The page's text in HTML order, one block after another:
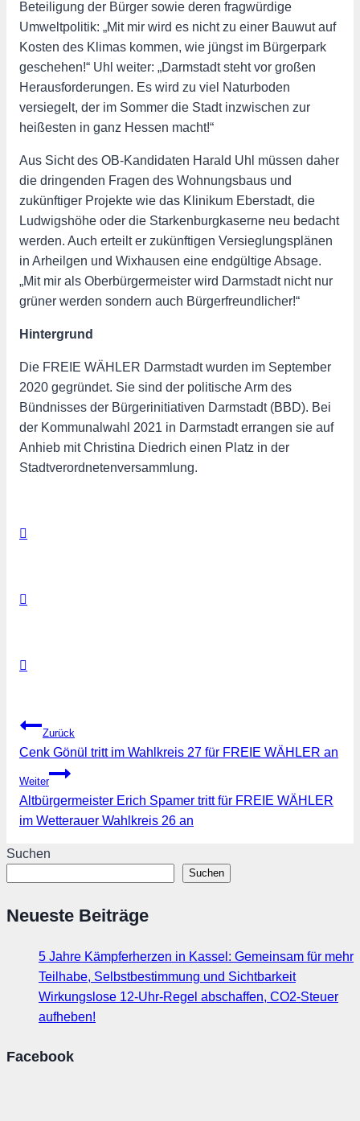
Beteiligung der Bürger sowie deren fragwürdige
Umweltpolitik: „Mit mir wird es nicht zu einer Bauwut auf
Kosten des Klimas kommen, wie jüngst im Bürgerpark
geschehen!“ Uhl weiter: „Darmstadt steht vor großen
Herausforderungen. Es wird zu viel Naturboden
versiegelt, der im Sommer die Stadt inzwischen zur
heißesten in ganz Hessen macht!“
Aus Sicht des OB-Kandidaten Harald Uhl müssen daher
die dringenden Fragen des Wohnungsbaus und
zukünftiger Projekte wie das Klinikum Eberstadt, die
Ludwigshöhe oder die Starkenburgkaserne neu bedacht
werden. Auch erteilt er zukünftigen Versieglungsplänen
in Arheilgen und Wixhausen eine endgültige Absage.
„Mit mir als Oberbürgermeister wird Darmstadt nicht nur
grüner werden sondern auch Bürgerfreundlicher!“
Hintergrund
Die FREIE WÄHLER Darmstadt wurden im September
2020 gegründet. Sie sind der politische Arm des
Bündnisses der Bürgerinitiativen Darmstadt (BBD). Bei
der Kommunalwahl 2021 in Darmstadt errangen sie auf
Anhieb mit Christina Diedrich einen Platz in der
Stadtverordnetenversammlung.
Beitragsnavigation
Zurück
Cenk Gönül tritt im Wahlkreis 27 für FREIE WÄHLER an
Weiter
Altbürgermeister Erich Spamer tritt für FREIE WÄHLER
im Wetterauer Wahlkreis 26 an
Suchen
Suchen
Neueste Beiträge
5 Jahre Kämpferherzen in Kassel: Gemeinsam für mehr
Teilhabe, Selbstbestimmung und Sichtbarkeit
Wirkungslose 12-Uhr-Regel abschaffen, CO2-Steuer
aufheben!
Facebook